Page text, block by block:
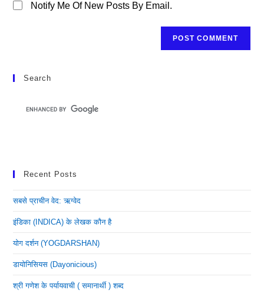
Notify Me Of New Posts By Email.
Search
Recent Posts
सबसे प्राचीन वेद: ऋग्वेद
इंडिका (INDICA) के लेखक कौन है
योग दर्शन (YOGDARSHAN)
डायोनिसियस (dayonicious)
श्री गणेश के पर्यायवाची ( समानार्थी ) शब्द